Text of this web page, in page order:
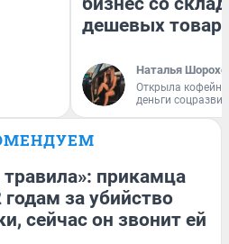
дешевых
Наталья
Открыла
деньги
прикамца
за убийство
сейчас он звонит ей